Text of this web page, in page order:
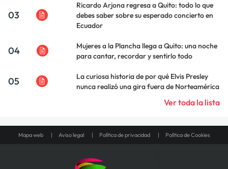
03
Ricardo Arjona regresa a Quito: todo lo que
debes saber sobre su esperado concierto en
Ecuador
04
Mujeres a la Plancha llega a Quito: una noche
para cantar, recordar y sentirlo todo
05
La curiosa historia de por qué Elvis Presley
nunca realizó una gira fuera de Norteamérica
Ver toda la lista
Mapa web Aviso legal Política de privacidad Política de Cookies